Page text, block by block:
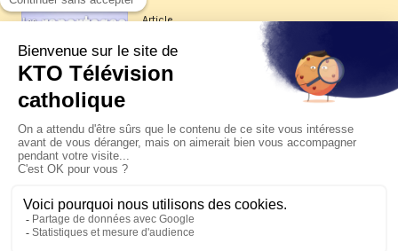
Article
Les reportages d'été 2026 de KTO
La visite pastorale du pape Léon
XIV à Assise à suivre sur KTO le
jeudi 6 août
Le pape en Uruguay, Argentine et
Pérou du 6 au 17 novembre 2026